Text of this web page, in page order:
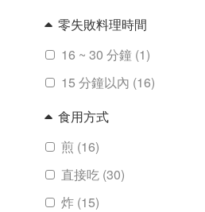
零失敗料理時間
16 ~ 30 分鐘 (1)
15 分鐘以內 (16)
食用方式
煎 (16)
直接吃 (30)
炸 (15)